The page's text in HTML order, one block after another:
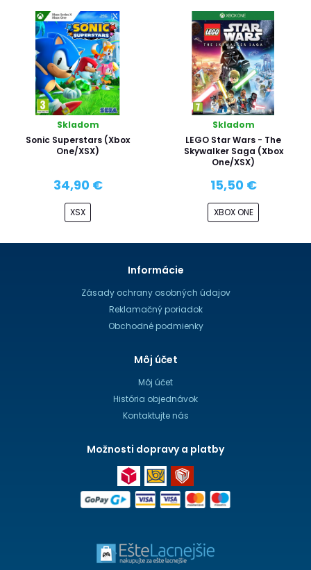
Skladom
Sonic Superstars (Xbox
One/XSX)
34,90 €
XSX
Skladom
LEGO Star Wars - The
Skywalker Saga (Xbox
One/XSX)
15,50 €
XBOX ONE
Informácie
Zásady ochrany osobných údajov
Reklamačný poriadok
Obchodné podmienky
Môj účet
Môj účet
História objednávok
Kontaktujte nás
Možnosti dopravy a platby